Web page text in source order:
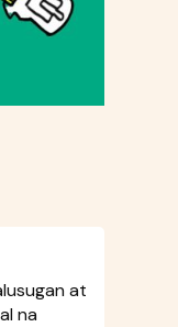
at
na